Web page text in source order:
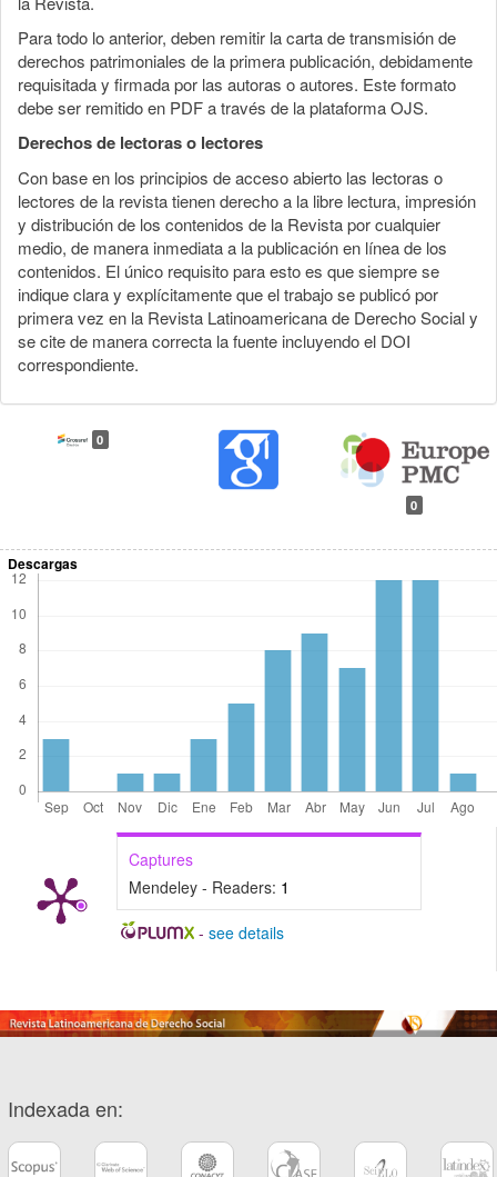
Para todo lo anterior, deben remitir la carta de transmisión de
derechos patrimoniales de la primera publicación, debidamente
requisitada y firmada por las autoras o autores. Este formato
debe ser remitido en PDF a través de la plataforma OJS.
Derechos de lectoras o lectores
Con base en los principios de acceso abierto las lectoras o
lectores de la revista tienen derecho a la libre lectura, impresión
y distribución de los contenidos de la Revista por cualquier
medio, de manera inmediata a la publicación en línea de los
contenidos. El único requisito para esto es que siempre se
indique clara y explícitamente que el trabajo se publicó por
primera vez en la Revista Latinoamericana de Derecho Social y
se cite de manera correcta la fuente incluyendo el DOI
correspondiente.
0
0
Descargas
Captures
Mendeley - Readers: 1
- see details
Indexada en: